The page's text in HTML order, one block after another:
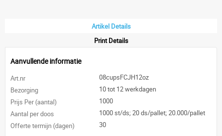
Artikel Details
Print Details
Aanvullende informatie
Art.nr
08cupsFCJH12oz
Bezorging
10 tot 12 werkdagen
Prijs Per (aantal)
1000
Aantal per doos
1000 st/ds; 20 ds/pallet; 20.000/pallet
Offerte termijn (dagen)
30